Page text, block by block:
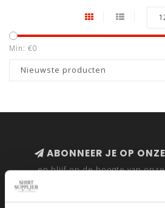
Min: €0
Nieuwste producten
ABONNEER JE OP
en blijf op de hoogte van